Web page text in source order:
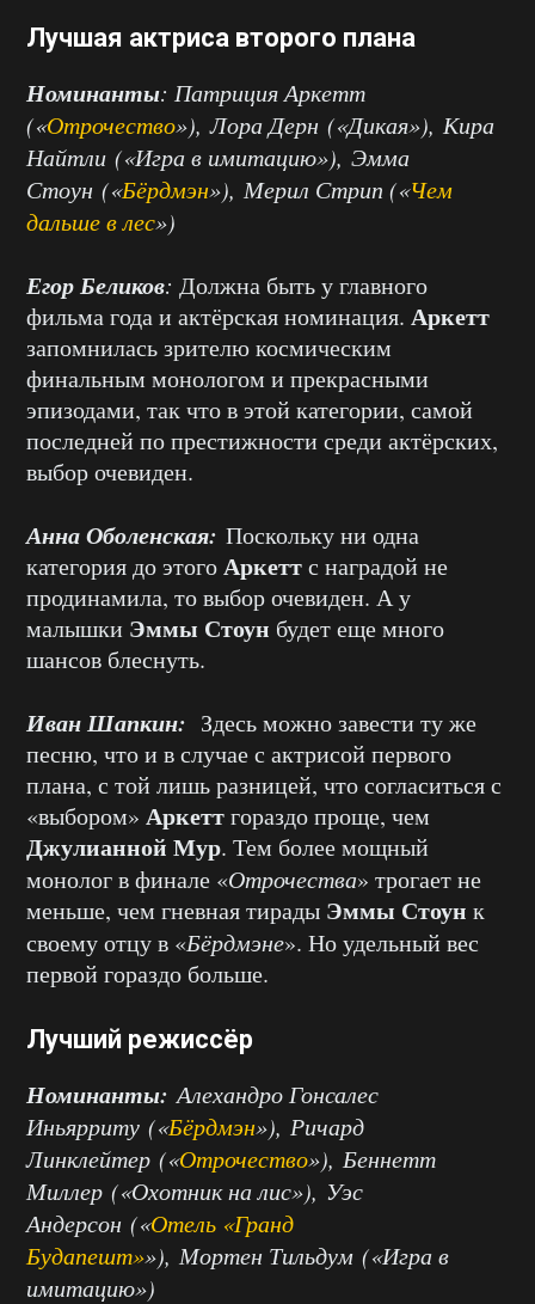
Лучшая актриса второго плана
Номинанты: Патриция Аркетт
(«Отрочество»), Лора Дерн («Дикая»), Кира
Найтли («Игра в имитацию»), Эмма
Стоун («Бёрдмэн»), Мерил Стрип («Чем
дальше в лес»)
Егор Беликов: Должна быть у главного
фильма года и актёрская номинация. Аркетт
запомнилась зрителю космическим
финальным монологом и прекрасными
эпизодами, так что в этой категории, самой
последней по престижности среди актёрских,
выбор очевиден.
Анна Оболенская: Поскольку ни одна
категория до этогоАркеттс наградой не
продинамила, то выбор очевиден. А у
малышки Эммы Стоун будет еще много
шансов блеснуть.
Иван Шапкин: Здесь можно завести ту же
песню, что и в случае с актрисой первого
плана, с той лишь разницей, что согласиться с
«выбором» Аркеттгораздо проще, чем
Джулианной Мур. Тем более мощный
монолог в финале «Отрочества» трогает не
меньше, чем гневная тирады Эммы Стоун к
своему отцу в «Бёрдмэне». Но удельный вес
первой гораздо больше.
Лучший режиссёр
Номинанты: Алехандро Гонсалес
Иньярриту («Бёрдмэн»), Ричард
Линклейтер («Отрочество»), Беннетт
Миллер («Охотник на лис»), Уэс
Андерсон («Отель «Гранд
Будапешт»»), Мортен Тильдум («Игра в
имитацию»)